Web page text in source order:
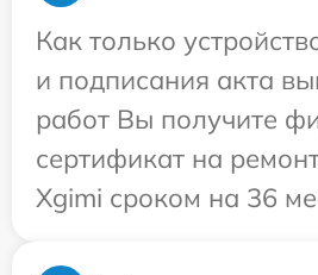
Как только
и подписания акта
работ Вы получите
сертификат на
Xgimi сроком на 36